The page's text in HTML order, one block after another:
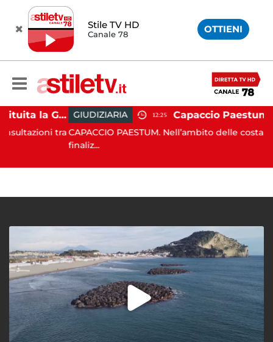
Stile TV HD
Canale 78 OTTIENI
Capaccio Paestum, istituita la Guardia Medica Turistica presso il Psaut di Piazza Santini
tra
GIUDIZIARIA 12:25
CAPACCIO PAESTUM. Nell’ambito delle costanti
finaliz...